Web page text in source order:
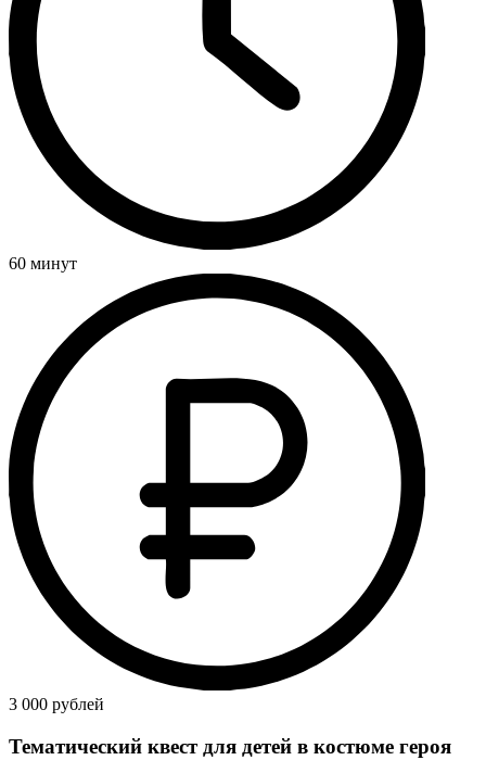
60 минут
3 000 рублей
Тематический квест для детей в костюме героя